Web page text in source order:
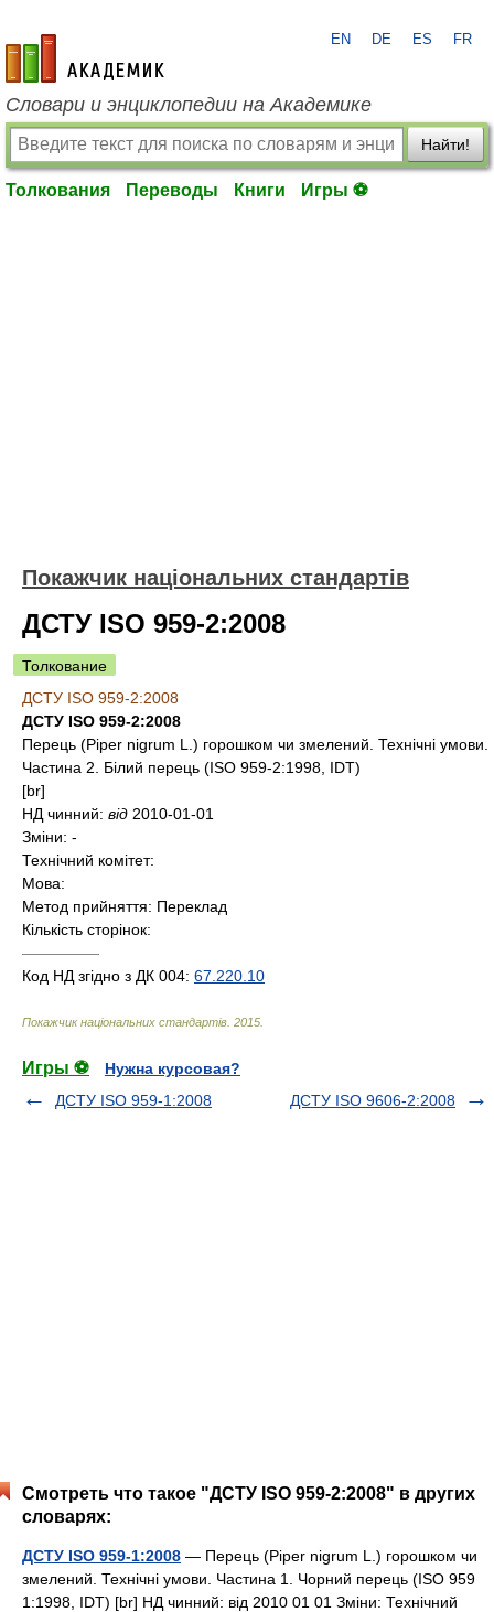
academic.ru
EN DE ES FR
Словари и энциклопедии на Академике
Найти!
Толкования Переводы Книги Игры ⚽
Покажчик національних стандартів
ДСТУ ISO 959-2:2008
Толкование
ДСТУ ISO 959-2:2008
ДСТУ ISO 959-2:2008
Перець (Piper nigrum L.) горошком чи змелений. Технічні умови.
Частина 2. Білий перець (ISO 959-2:1998, IDT)
[br]
НД чинний: від 2010-01-01
Зміни: -
Технічний комітет:
Мова:
Метод прийняття: Переклад
Кількість сторінок:
—————
Код НД згідно з ДК 004: 67.220.10
Покажчик національних стандартів 2015
Игры ⚽
Нужна курсовая?
ДСТУ ISO 959-1:2008
ДСТУ ISO 9606-2:2008
Смотреть что такое "ДСТУ ISO 959-2:2008" в других
словарях:
ДСТУ ISO 959-1:2008 — Перець (Piper nigrum L.) горошком чи
змелений. Технічні умови. Частина 1. Чорний перець (ISO 959
1:1998, IDT) [br] НД чинний: від 2010 01 01 Зміни: Технічний